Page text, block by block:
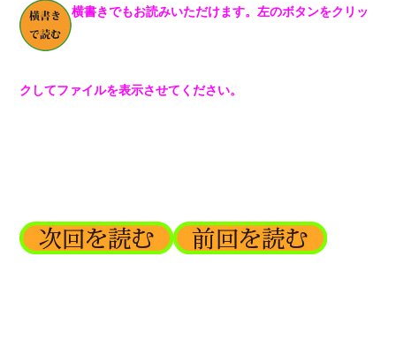
横書きでもお読みいただけます。左のボタンをクリッ
クしてファイルを表示させてください。